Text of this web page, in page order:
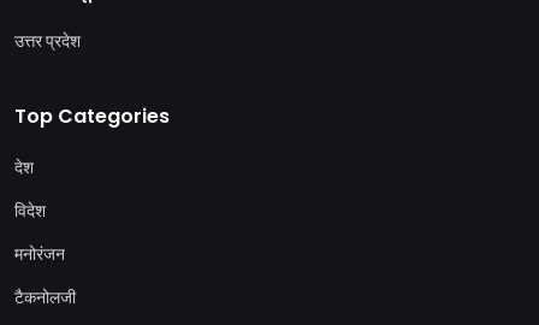
उत्तर प्रदेश
Top Categories
देश
विदेश
मनोरंजन
टैकनोलजी